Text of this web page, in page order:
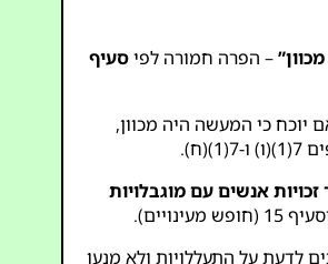
– הפרה חמורה לפיסעיף
יוכח כי המעשה היה מכוון,
אנשים עם מוגבלויות
לדעת על התעללויות ולא מנעו